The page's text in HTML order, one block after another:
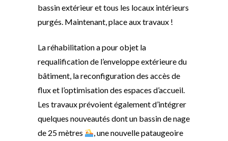
bassin extérieur et tous les locaux intérieurs
purgés. Maintenant, place aux travaux !
La réhabilitation a pour objet la
requalification de l’enveloppe extérieure du
bâtiment, la reconfiguration des accès de
flux et l’optimisation des espaces d’accueil.
Les travaux prévoient également d’intégrer
quelques nouveautés dont un bassin de nage
de 25 mètres
, une nouvelle pataugeoire